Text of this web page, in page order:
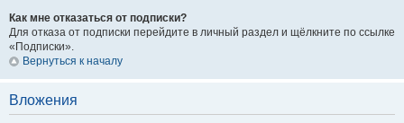
Как мне отказаться от подписки?
Для отказа от подписки перейдите в личный раздел и щёлкните по ссылке
«Подписки».
Вернуться к началу
Вложения